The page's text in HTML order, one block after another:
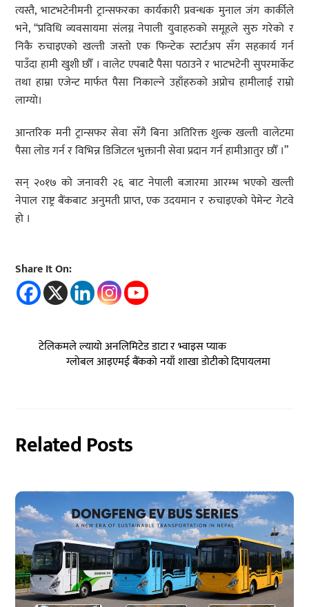
त्यस्तै, भाटभटेनीमनी ट्रान्सफरका कार्यकारी प्रवन्धक मुनाल जंग कार्कीले
भने, “प्रविधि व्यवसायमा संलग्न नेपाली युवाहरुको समूहले सुरु गरेको र
निकै रुचाइएको खल्ती जस्तो एक फिन्टेक स्टार्टअप सँग सहकार्य गर्न
पाउँदा हामी खुशी छौँ । वालेट एपबाटै पैसा पठाउने र भाटभटेनी सुपरमार्केट
तथा हाम्रा एजेन्ट मार्फत पैसा निकाल्ने उहाँहरुको अप्रोच हामीलाई राम्रो
लाग्यो।
आन्तरिक मनी ट्रान्सफर सेवा सँगै बिना अतिरिक्त शुल्क खल्ती वालेटमा
पैसा लोड गर्न र विभिन्न डिजिटल भुक्तानी सेवा प्रदान गर्न हामीआतुर छौँ ।”
सन् २०१७ को जनावरी २६ बाट नेपाली बजारमा आरम्भ भएको खल्ती
नेपाल राष्ट्र बैंकबाट अनुमती प्राप्त, एक उदयमान र रुचाइएको पेमेन्ट गेटवे
हो ।
Share It On:
टेलिकमले ल्यायो अनलिमिटेड डाटा र भ्वाइस प्याक
ग्लोबल आइएमई बैंकको नयाँ शाखा डोटीको दिपायलमा
Related Posts